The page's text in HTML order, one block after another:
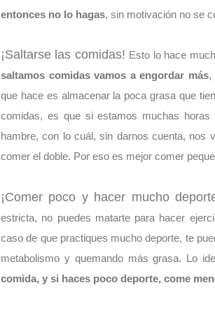
entonces no lo hagas, sin motivación no se
¡Saltarse las comidas! Esto lo hace
saltamos comidas vamos a engordar más,
que hace es almacenar la poca grasa que
comidas, es que si estamos muchas
hambre, con lo cuál, sin darnos cuenta,
comer el doble. Por eso es mejor comer
¡Comer poco y hacer mucho
estricta, no puedes matarte para hacer
caso de que practiques mucho deporte, te
metabolismo y quemando más grasa. Lo
comida, y si haces poco deporte, come